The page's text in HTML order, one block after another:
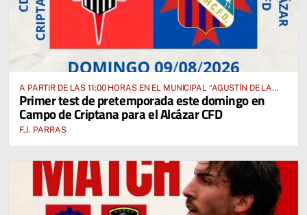
A PARTIR DE LAS 11:00 HORAS EN EL MUNICIPAL “AGUSTÍN DE LA
FUENTE” ANTE EL CUD CRIPTANENSE
Primer test de pretemporada este domingo en
Campo de Criptana para el Alcázar CFD
F.J. PARRAS